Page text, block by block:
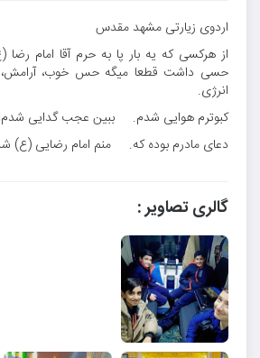
اردوی زیارتی مشهد مقدس
از هرکسی که یه بار پا به حرم آقا امام
حسی داشت قطعا میگه حس خوب، آرامش،
انرژی.
کبوترم هوایی شدم. ببین عجب گدایی
دعای مادرم بوده که. منم امام رضایی (ع)
گالری تصاویر :